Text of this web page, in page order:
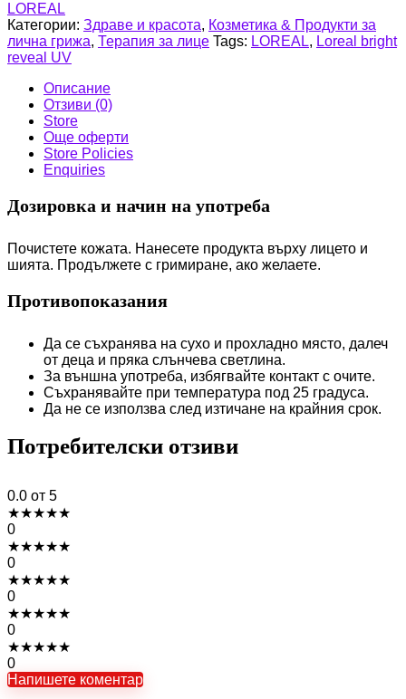
LOREAL
Категории: Здраве и красота, Козметика & Продукти за
лична грижа, Терапия за лице Tags: LOREAL, Loreal bright
reveal UV
Описание
Отзиви (0)
Store
Още оферти
Store Policies
Enquiries
Дозировка и начин на употреба
Почистете кожата. Нанесете продукта върху лицето и
шията. Продължете с гримиране, ако желаете.
Противопоказания
Да се съхранява на сухо и прохладно място, далеч
от деца и пряка слънчева светлина.
За външна употреба, избягвайте контакт с очите.
Съхранявайте при температура под 25 градуса.
Да не се използва след изтичане на крайния срок.
Потребителски отзиви
0.0 от 5
★★★★★
0
★★★★★
0
★★★★★
0
★★★★★
0
★★★★★
0
Напишете коментар